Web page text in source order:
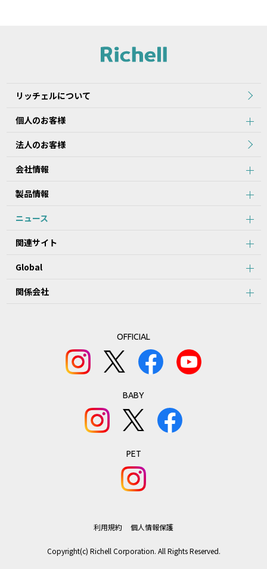
リッチェルについて
個人のお客様
法人のお客様
会社情報
製品情報
ニュース
関連サイト
Global
関係会社
OFFICIAL
BABY
PET
利用規約 個人情報保護
Copyright(c) Richell Corporation. All Rights Reserved.